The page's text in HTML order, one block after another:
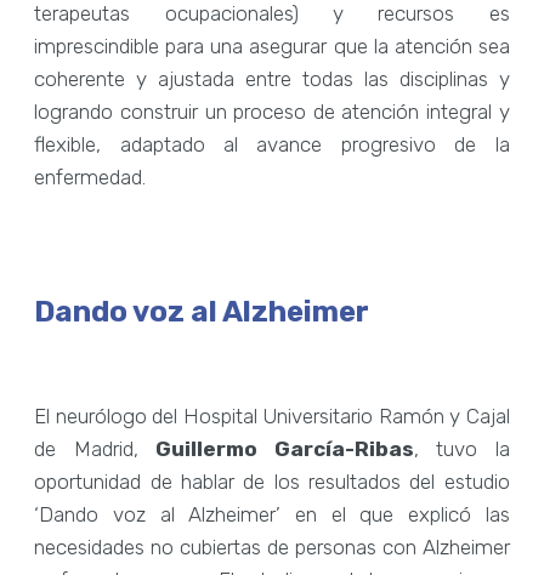
terapeutas ocupacionales) y recursos es
imprescindible para una asegurar que la atención sea
coherente y ajustada entre todas las disciplinas y
logrando construir un proceso de atención integral y
flexible, adaptado al avance progresivo de la
enfermedad.
Dando voz al Alzheimer
El neurólogo del Hospital Universitario Ramón y Cajal
de Madrid, Guillermo García-Ribas, tuvo la
oportunidad de hablar de los resultados del estudio
‘Dando voz al Alzheimer’ en el que explicó las
necesidades no cubiertas de personas con Alzheimer